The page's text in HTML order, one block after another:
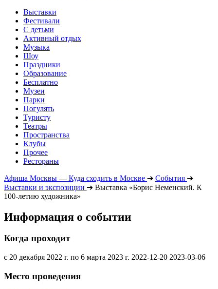
Выставки
Фестивали
С детьми
Активный отдых
Музыка
Шоу
Праздники
Образование
Бесплатно
Музеи
Парки
Погулять
Туристу
Театры
Пространства
Клубы
Прочее
Рестораны
Афиша Москвы — Куда сходить в Москве ➔ События ➔
Выставки и экспозиции ➔ Выставка «Борис Неменский. К
100-летию художника»
Информация о событии
Когда проходит
с 20 декабря 2022 г. по 6 марта 2023 г. 2022-12-20 2023-03-06
Место проведения